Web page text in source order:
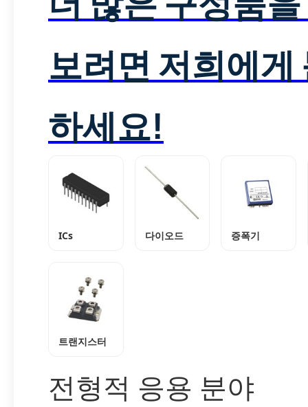
보려면 저희에게
하세요!
ICs 다이오드 증폭기
트랜지스터
전형적 응용 분야